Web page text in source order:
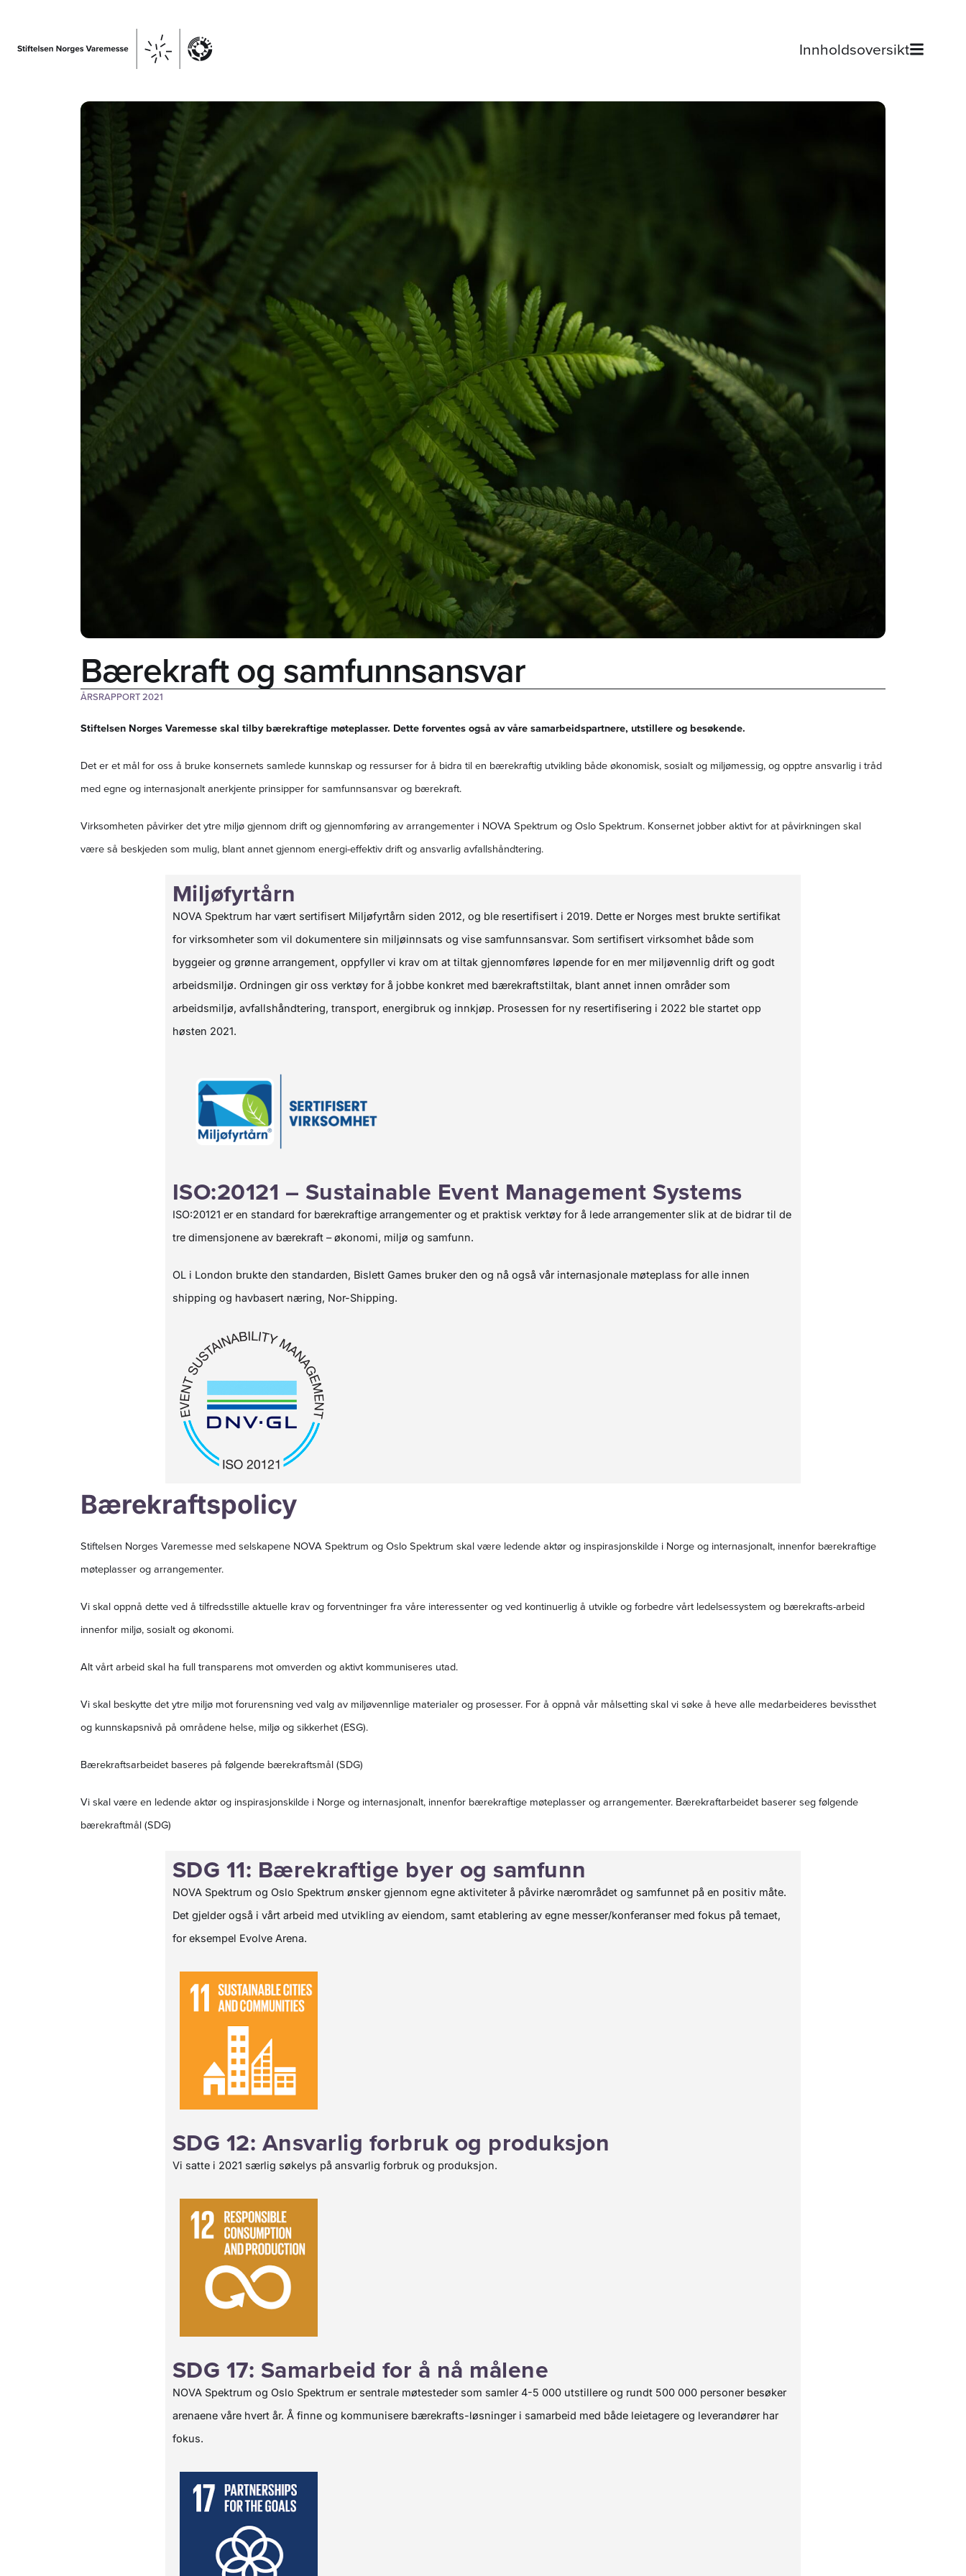
Innholdsoversikt
Bærekraft og samfunnsansvar
ÅRSRAPPORT 2021
Stiftelsen Norges Varemesse skal tilby bærekraftige møteplasser. Dette forventes også av våre samarbeidspartnere, utstillere og besøkende.
Det er et mål for oss å bruke konsernets samlede kunnskap og ressurser for å bidra til en bærekraftig utvikling både økonomisk, sosialt og miljømessig, og opptre ansvarlig i tråd
med egne og internasjonalt anerkjente prinsipper for samfunnsansvar og bærekraft.
Virksomheten påvirker det ytre miljø gjennom drift og gjennomføring av arrangementer i NOVA Spektrum og Oslo Spektrum. Konsernet jobber aktivt for at påvirkningen skal
være så beskjeden som mulig, blant annet gjennom energi-effektiv drift og ansvarlig avfallshåndtering.
Miljøfyrtårn
NOVA Spektrum har vært sertifisert Miljøfyrtårn siden 2012, og ble resertifisert i 2019. Dette er Norges mest brukte sertifikat
for virksomheter som vil dokumentere sin miljøinnsats og vise samfunnsansvar. Som sertifisert virksomhet både som
byggeier og grønne arrangement, oppfyller vi krav om at tiltak gjennomføres løpende for en mer miljøvennlig drift og godt
arbeidsmiljø. Ordningen gir oss verktøy for å jobbe konkret med bærekraftstiltak, blant annet innen områder som
arbeidsmiljø, avfallshåndtering, transport, energibruk og innkjøp. Prosessen for ny resertifisering i 2022 ble startet opp
høsten 2021.
ISO:20121 – Sustainable Event Management Systems
ISO:20121 er en standard for bærekraftige arrangementer og et praktisk verktøy for å lede arrangementer slik at de bidrar til de
tre dimensjonene av bærekraft – økonomi, miljø og samfunn.
OL i London brukte den standarden, Bislett Games bruker den og nå også vår internasjonale møteplass for alle innen
shipping og havbasert næring, Nor-Shipping.
Bærekraftspolicy
Stiftelsen Norges Varemesse med selskapene NOVA Spektrum og Oslo Spektrum skal være ledende aktør og inspirasjonskilde i Norge og internasjonalt, innenfor bærekraftige
møteplasser og arrangementer.
Vi skal oppnå dette ved å tilfredsstille aktuelle krav og forventninger fra våre interessenter og ved kontinuerlig å utvikle og forbedre vårt ledelsessystem og bærekrafts-arbeid
innenfor miljø, sosialt og økonomi.
Alt vårt arbeid skal ha full transparens mot omverden og aktivt kommuniseres utad.
Vi skal beskytte det ytre miljø mot forurensning ved valg av miljøvennlige materialer og prosesser. For å oppnå vår målsetting skal vi søke å heve alle medarbeideres bevissthet
og kunnskapsnivå på områdene helse, miljø og sikkerhet (ESG).
Bærekraftsarbeidet baseres på følgende bærekraftsmål (SDG)
Vi skal være en ledende aktør og inspirasjonskilde i Norge og internasjonalt, innenfor bærekraftige møteplasser og arrangementer. Bærekraftarbeidet baserer seg følgende
bærekraftmål (SDG)
SDG 11: Bærekraftige byer og samfunn
NOVA Spektrum og Oslo Spektrum ønsker gjennom egne aktiviteter å påvirke nærområdet og samfunnet på en positiv måte.
Det gjelder også i vårt arbeid med utvikling av eiendom, samt etablering av egne messer/konferanser med fokus på temaet,
for eksempel Evolve Arena.
SDG 12: Ansvarlig forbruk og produksjon
Vi satte i 2021 særlig søkelys på ansvarlig forbruk og produksjon.
SDG 17: Samarbeid for å nå målene
NOVA Spektrum og Oslo Spektrum er sentrale møtesteder som samler 4-5 000 utstillere og rundt 500 000 personer besøker
arenaene våre hvert år. Å finne og kommunisere bærekrafts-løsninger i samarbeid med både leietagere og leverandører har
fokus.